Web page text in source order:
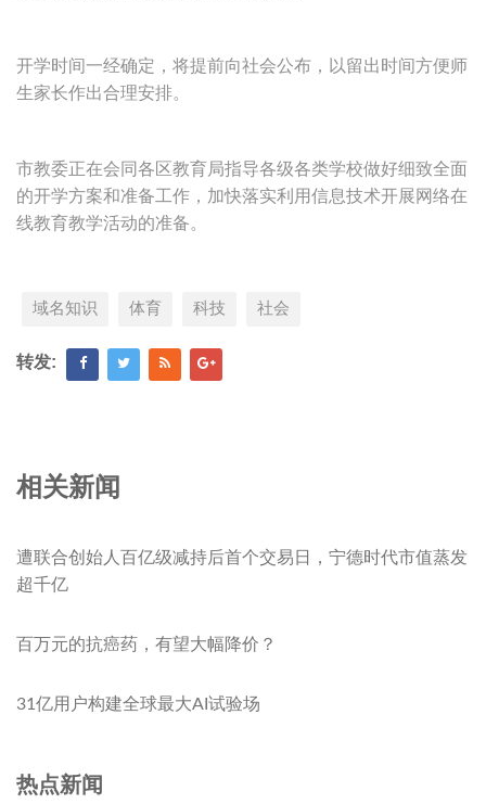
开学时间一经确定，将提前向社会公布，以留出时间方便师
生家长作出合理安排。
市教委正在会同各区教育局指导各级各类学校做好细致全面
的开学方案和准备工作，加快落实利用信息技术开展网络在
线教育教学活动的准备。
域名知识 体育 科技 社会
转发:
相关新闻
遭联合创始人百亿级减持后首个交易日，宁德时代市值蒸发
超千亿
百万元的抗癌药，有望大幅降价？
31亿用户构建全球最大AI试验场
热点新闻